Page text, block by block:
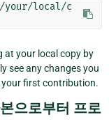
your/local/c
at your local copy by
see any changes you
your first contribution.
으로부터 프로